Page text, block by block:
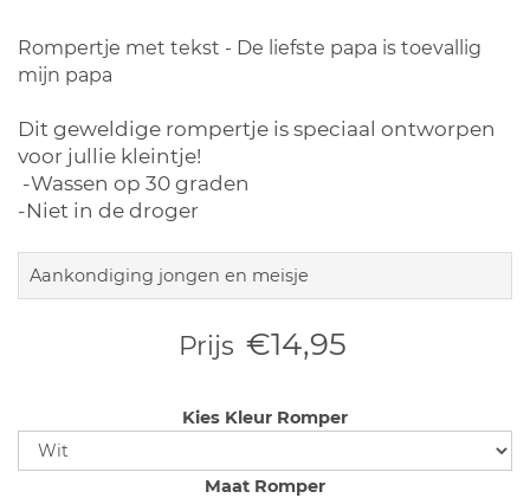
Rompertje met tekst - De liefste papa is toevallig
mijn papa
Dit geweldige rompertje is speciaal ontworpen
voor jullie kleintje!
-Wassen op 30 graden
-Niet in de droger
Aankondiging jongen en meisje
Prijs €14,95
Kies Kleur Romper
Maat Romper